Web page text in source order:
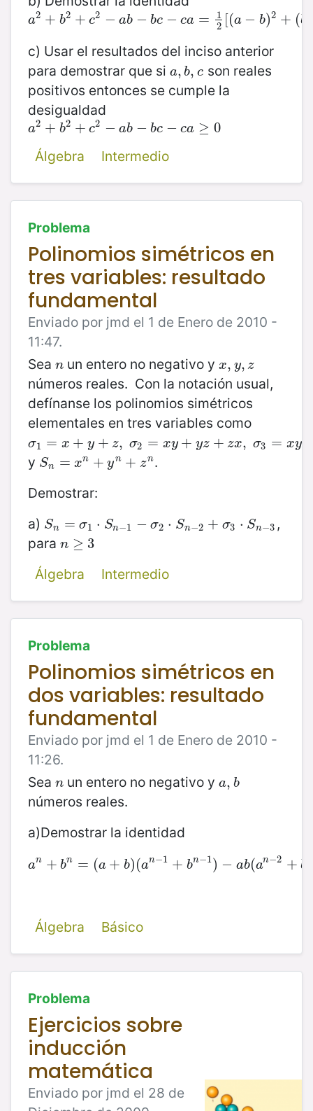
a2 + b2 + c2 − ab − bc − ca =
1
2 [(a − b)2 + (b
a2 +b2+c 2− ab−bc−ca= 12[ (a −b)2 +( b−c )2 +
c) Usar el resultados del inciso anterior
para demostrar que si a, b, c
a,b,c son reales
positivos entonces se cumple la
desigualdad
a2 + b2 + c2 − ab − bc − ca ≥ 0
a2 +b2+c 2− ab−bc−ca≥ 0
Álgebra
Intermedio
Problema
Polinomios simétricos en
tres variables: resultado
fundamental
Enviado por jmd el 1 de Enero de 2010 -
11:47.
Sea n
n un entero no negativo yx, y, z
x,y,z
números reales. Con la notación usual,
defínanse los polinomios simétricos
elementales en tres variables como
σ1 = x + y + z, σ2 = xy + yz + zx, σ3 = xyz
σ1 =x +y+ z, σ2= xy+ yz +z x, σ3 =x yz
y Sn = xn + yn + zn
Sn =x n+yn+zn
.
Demostrar:
a) Sn = σ1 ⋅ Sn−1 − σ2 ⋅ Sn−2 + σ3 ⋅ Sn−3
Sn =σ 1⋅S n −1−σ 2⋅ Sn − 2+σ3 ⋅S n− 3
,
para n ≥ 3
n≥3
Álgebra
Intermedio
Problema
Polinomios simétricos en
dos variables: resultado
fundamental
Enviado por jmd el 1 de Enero de 2010 -
11:26.
Sea n
n un entero no negativo ya, b
a, b
números reales.
a)Demostrar la identidad
an + bn = (a + b)(an−1 + bn−1) − ab(an−2 + b
an +b n= (a+b )(an−1+ bn−1)− ab (an−2+bn−
Álgebra Básico
Problema
Ejercicios sobre
inducción
matemática
Enviado por jmd el 28 de